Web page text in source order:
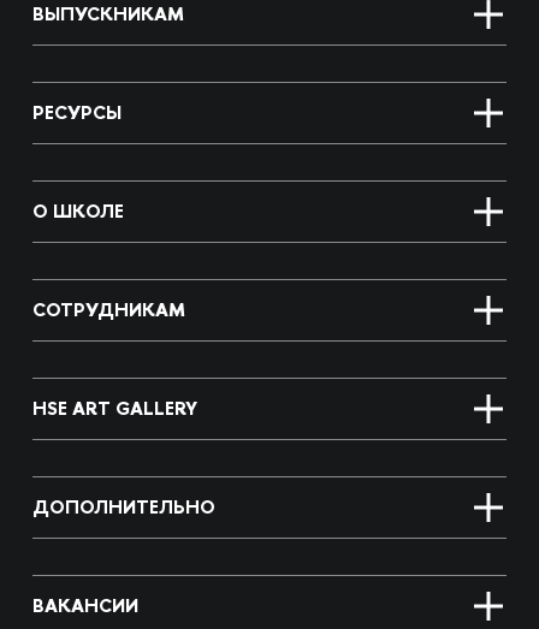
ВЫПУСКНИКАМ
РЕСУРСЫ
О ШКОЛЕ
СОТРУДНИКАМ
HSE ART GALLERY
ДОПОЛНИТЕЛЬНО
ВАКАНСИИ